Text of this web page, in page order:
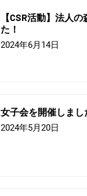
【CSR活動】法人
た！
2024年6月14日
女子会を開催しまし
2024年5月20日